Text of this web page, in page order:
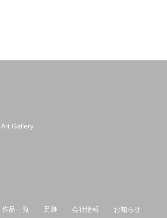
作品一覧 足跡 会社情報 お知らせ